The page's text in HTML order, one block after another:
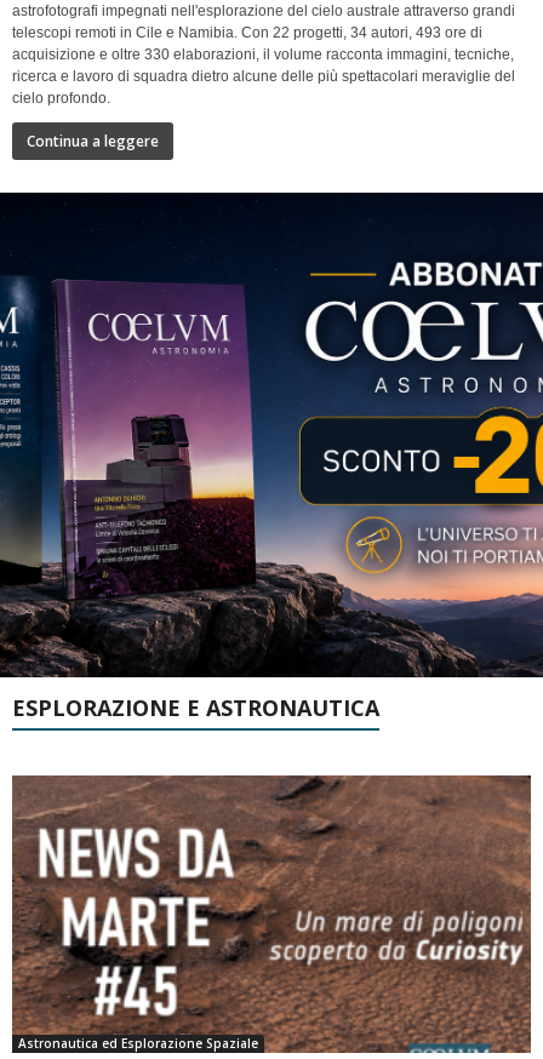
astrofotografi impegnati nell'esplorazione del cielo australe attraverso grandi
telescopi remoti in Cile e Namibia. Con 22 progetti, 34 autori, 493 ore di
acquisizione e oltre 330 elaborazioni, il volume racconta immagini, tecniche,
ricerca e lavoro di squadra dietro alcune delle più spettacolari meraviglie del
cielo profondo.
Continua a leggere
ESPLORAZIONE E ASTRONAUTICA
Astronautica ed Esplorazione Spaziale